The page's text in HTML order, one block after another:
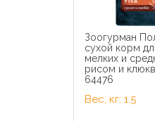
Зоогурман
сухой корм
мелких и
рисом и
64476
Вес, кг: 1.5